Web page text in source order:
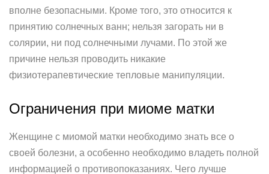
вполне безопасными. Кроме того, это относится к
принятию солнечных ванн; нельзя загорать ни в
солярии, ни под солнечными лучами. По этой же
причине нельзя проводить никакие
физиотерапевтические тепловые манипуляции.
Ограничения при миоме матки
Женщине с миомой матки необходимо знать все о
своей болезни, а особенно необходимо владеть полной
информацией о противопоказаниях. Чего лучше